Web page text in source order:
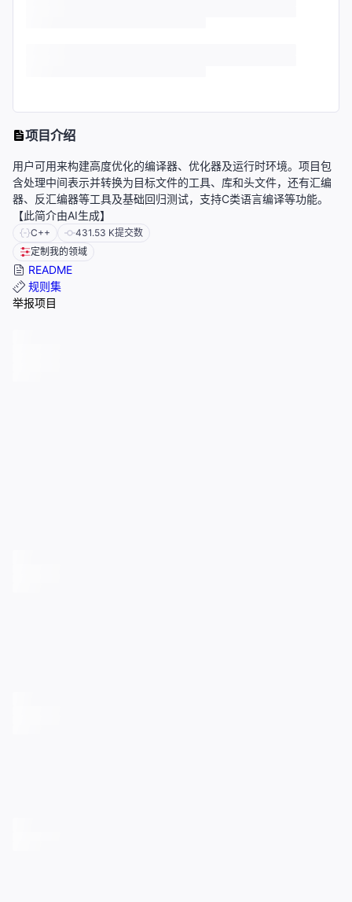
项目介绍
用户可用来构建高度优化的编译器、优化器及运行时环境。项目包
含处理中间表示并转换为目标文件的工具、库和头文件，还有汇编
器、反汇编器等工具及基础回归测试，支持C类语言编译等功能。
【此简介由AI生成】
C++ 431.53 K提交数
定制我的领域
README
规则集
举报项目